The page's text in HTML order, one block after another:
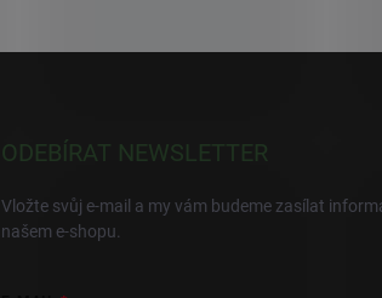
ODEBÍRAT NEWSLETTER
Vložte svůj e-mail a my vám budeme zasílat
našem e-shopu.